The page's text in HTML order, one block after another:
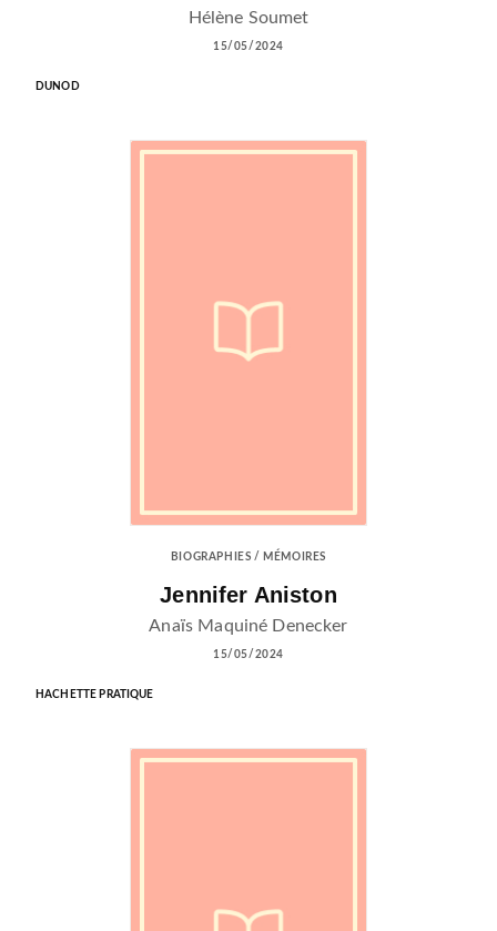
Hélène Soumet
15/05/2024
DUNOD
BIOGRAPHIES / MÉMOIRES
Jennifer Aniston
Anaïs Maquiné Denecker
15/05/2024
HACHETTE PRATIQUE